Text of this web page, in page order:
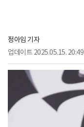
정아임 기자
업데이트 2025.05.15. 20:49